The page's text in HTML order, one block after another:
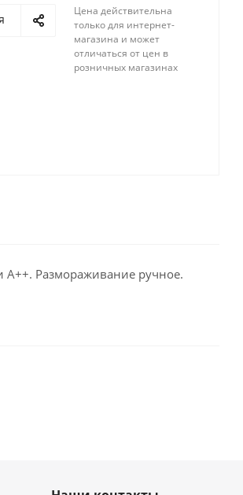
Цена действительна
только для интернет-
магазина и может
отличаться от цен в
розничных магазинах
А++. Размораживание ручное.